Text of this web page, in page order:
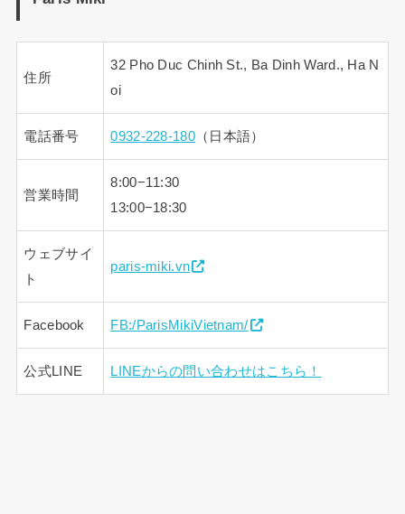
住所
32 Pho Duc Chinh St., Ba Dinh Ward., Ha N
oi
電話番号 0932-228-180（日本語）
営業時間
8:00−11:30
13:00−18:30
ウェブサイ
ト
paris-miki.vn
Facebook FB:/ParisMikiVietnam/
公式LINE LINEからの問い合わせはこちら！